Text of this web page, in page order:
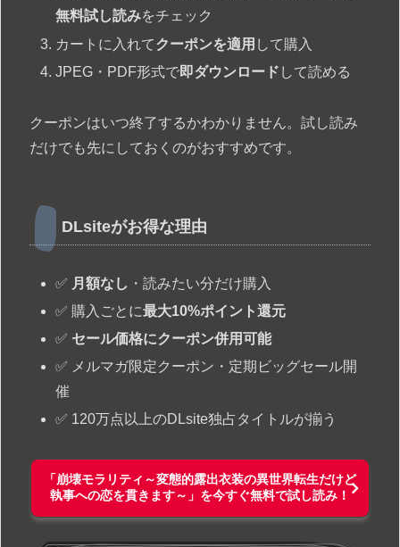
無料試し読みをチェック
カートに入れてクーポンを適用 して購入
JPEG・PDF形式で即ダウンロード して読める
クーポンはいつ終了するかわかりません。試し読み
だけでも先にしておくのがおすすめです。
DLsiteがお得な理由
✅ 月額なし ・読みたい分だけ購入
✅ 購入ごとに最大10%ポイント還元
✅ セール価格にクーポン併用可能
✅ メルマガ限定クーポン・定期ビッグセール開
催
✅ 120万点以上のDLsite独占タイトルが揃う
「崩壊モラリティ～変態的露出衣装の異世界転生だけど
執事への恋を貫きます～」を今すぐ無料で試し読み！